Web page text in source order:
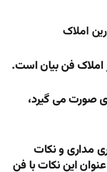
املاک
املاک فن بیان است.
صورت می گیرد،
مداری و نکات
این نکات با فن